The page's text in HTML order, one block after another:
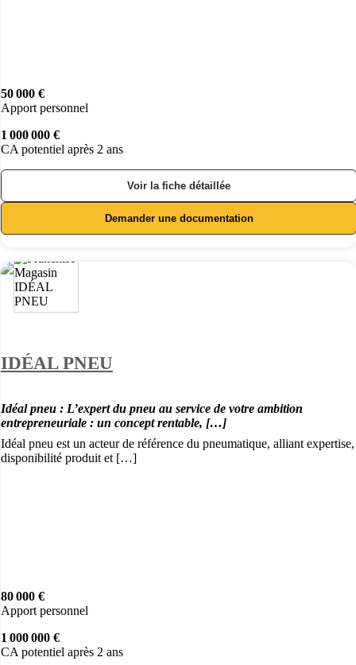
50 000 €
Apport personnel
1 000 000 €
CA potentiel après 2 ans
Voir la fiche détaillée
Demander une documentation
IDÉAL PNEU
Idéal pneu : L’expert du pneu au service de votre ambition
entrepreneuriale : un concept rentable, […]
Idéal pneu est un acteur de référence du pneumatique, alliant expertise,
disponibilité produit et […]
80 000 €
Apport personnel
1 000 000 €
CA potentiel après 2 ans